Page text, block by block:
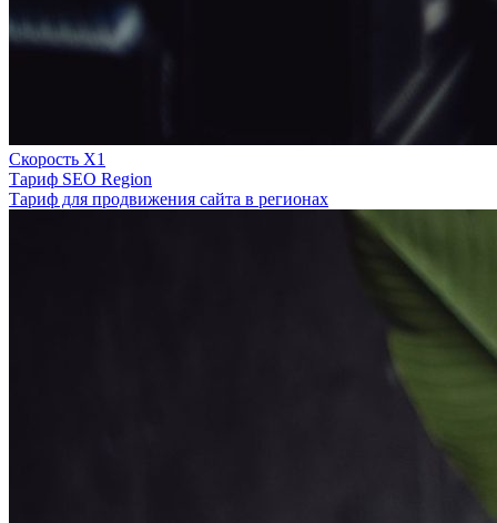
Скорость Х1
Тариф SEO Region
Тариф для продвижения сайта в регионах